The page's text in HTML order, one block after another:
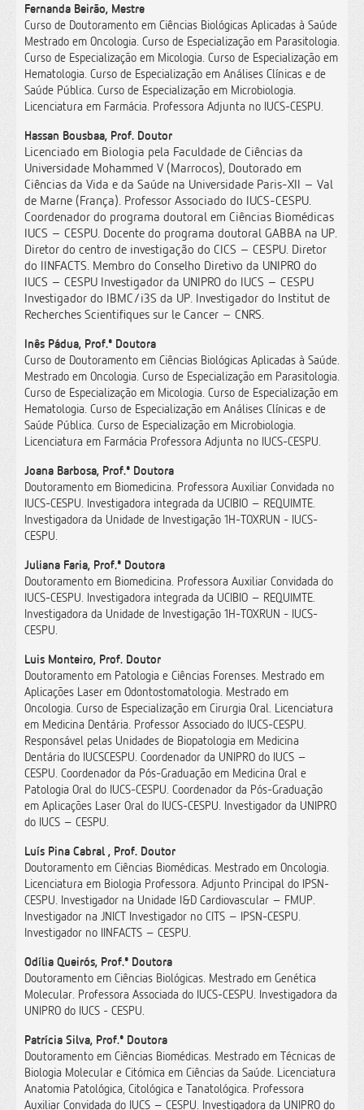
Fernanda Beirão, Mestre
Curso de Doutoramento em Ciências Biológicas Aplicadas à Saúde
Mestrado em Oncologia. Curso de Especialização em Parasitologia.
Curso de Especialização em Micologia. Curso de Especialização em
Hematologia. Curso de Especialização em Análises Clínicas e de
Saúde Pública. Curso de Especialização em Microbiologia.
Licenciatura em Farmácia. Professora Adjunta no IUCS-CESPU.
Hassan Bousbaa, Prof. Doutor
Licenciado em Biologia pela Faculdade de Ciências da
Universidade Mohammed V (Marrocos), Doutorado em
Ciências da Vida e da Saúde na Universidade Paris-XII – Val
de Marne (França). Professor Associado do IUCS-CESPU.
Coordenador do programa doutoral em Ciências Biomédicas
IUCS – CESPU. Docente do programa doutoral GABBA na UP.
Diretor do centro de investigação do CICS – CESPU. Diretor
do IINFACTS. Membro do Conselho Diretivo da UNIPRO do
IUCS – CESPU Investigador da UNIPRO do IUCS – CESPU
Investigador do IBMC/i3S da UP. Investigador do Institut de
Recherches Scientifiques sur le Cancer – CNRS.
Inês Pádua, Prof.ª Doutora
Curso de Doutoramento em Ciências Biológicas Aplicadas à Saúde.
Mestrado em Oncologia. Curso de Especialização em Parasitologia.
Curso de Especialização em Micologia. Curso de Especialização em
Hematologia. Curso de Especialização em Análises Clínicas e de
Saúde Pública. Curso de Especialização em Microbiologia.
Licenciatura em Farmácia Professora Adjunta no IUCS-CESPU.
Joana Barbosa, Prof.ª Doutora
Doutoramento em Biomedicina. Professora Auxiliar Convidada no
IUCS-CESPU. Investigadora integrada da UCIBIO – REQUIMTE.
Investigadora da Unidade de Investigação 1H-TOXRUN - IUCS-
CESPU.
Juliana Faria, Prof.ª Doutora
Doutoramento em Biomedicina. Professora Auxiliar Convidada do
IUCS-CESPU. Investigadora integrada da UCIBIO – REQUIMTE.
Investigadora da Unidade de Investigação 1H-TOXRUN - IUCS-
CESPU.
Luis Monteiro, Prof. Doutor
Doutoramento em Patologia e Ciências Forenses. Mestrado em
Aplicações Laser em Odontostomatologia. Mestrado em
Oncologia. Curso de Especialização em Cirurgia Oral. Licenciatura
em Medicina Dentária. Professor Associado do IUCS-CESPU.
Responsável pelas Unidades de Biopatologia em Medicina
Dentária do IUCSCESPU. Coordenador da UNIPRO do IUCS –
CESPU. Coordenador da Pós-Graduação em Medicina Oral e
Patologia Oral do IUCS-CESPU. Coordenador da Pós-Graduação
em Aplicações Laser Oral do IUCS-CESPU. Investigador da UNIPRO
do IUCS – CESPU.
Luís Pina Cabral , Prof. Doutor
Doutoramento em Ciências Biomédicas. Mestrado em Oncologia.
Licenciatura em Biologia Professora. Adjunto Principal do IPSN-
CESPU. Investigador na Unidade I&D Cardiovascular – FMUP.
Investigador na JNICT Investigador no CITS – IPSN-CESPU.
Investigador no IINFACTS – CESPU.
Odília Queirós, Prof.ª Doutora
Doutoramento em Ciências Biológicas. Mestrado em Genética
Molecular. Professora Associada do IUCS-CESPU. Investigadora da
UNIPRO do IUCS - CESPU.
Patrícia Silva, Prof.ª Doutora
Doutoramento em Ciências Biomédicas. Mestrado em Técnicas de
Biologia Molecular e Citómica em Ciências da Saúde. Licenciatura
Anatomia Patológica, Citológica e Tanatológica. Professora
Auxiliar Convidada do IUCS – CESPU. Investigadora da UNIPRO do